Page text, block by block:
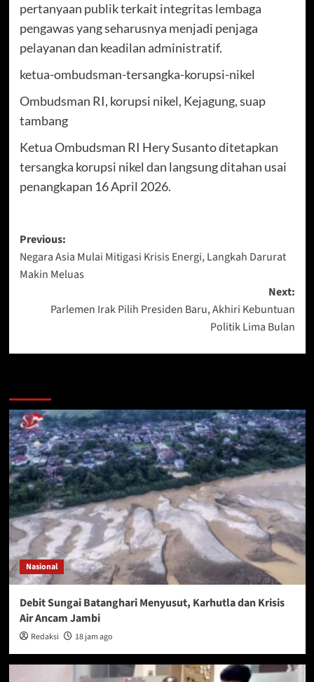
pertanyaan publik terkait integritas lembaga
pengawas yang seharusnya menjadi penjaga
pelayanan dan keadilan administratif.
ketua-ombudsman-tersangka-korupsi-nikel
Ombudsman RI, korupsi nikel, Kejagung, suap
tambang
Ketua Ombudsman RI Hery Susanto ditetapkan
tersangka korupsi nikel dan langsung ditahan usai
penangkapan 16 April 2026.
Post
navigation
Previous:
Negara Asia Mulai Mitigasi Krisis Energi, Langkah Darurat
Makin Meluas
Next:
Parlemen Irak Pilih Presiden Baru, Akhiri Kebuntuan
Politik Lima Bulan
Nasional
Debit Sungai Batanghari Menyusut, Karhutla dan Krisis
Air Ancam Jambi
Redaksi 18 jam ago